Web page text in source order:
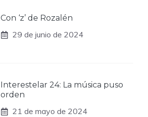
Con ‘z’ de Rozalén
29 de junio de 2024
Interestelar 24: La música puso
orden
21 de mayo de 2024